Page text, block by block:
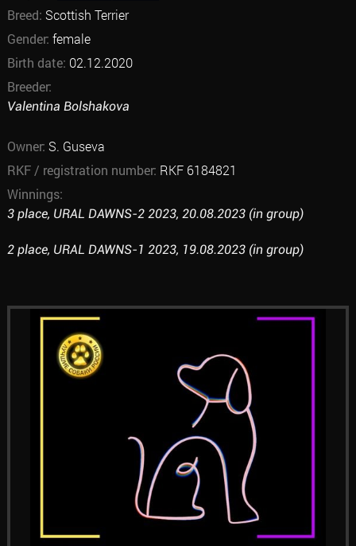
Breed: Scottish Terrier
Gender: female
Birth date: 02.12.2020
Breeder:
Valentina Bolshakova
Owner: S. Guseva
RKF / registration number: RKF 6184821
Winnings:
3 place, URAL DAWNS-2 2023, 20.08.2023 (in group)
2 place, URAL DAWNS-1 2023, 19.08.2023 (in group)